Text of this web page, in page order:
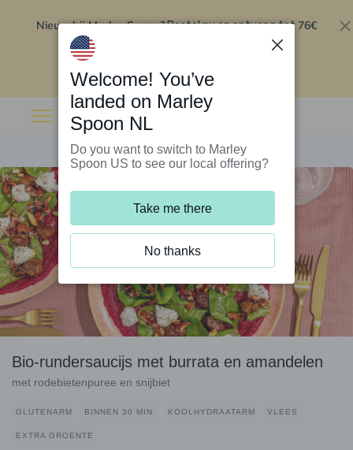
Nieuw bij Marley Spoon?Bestel nu en ontvang tot 76€
Bio-rundersaucijs met burrata en amandelen
met rodebietenpuree en snijbiet
GLUTENARM BINNEN 30 MIN. KOOLHYDRAATARM VLEES
EXTRA GROENTE
Welcome! You’ve
landed on Marley
Spoon NL
Do you want to switch to Marley
Spoon US to see our local offering?
Take me there
No thanks